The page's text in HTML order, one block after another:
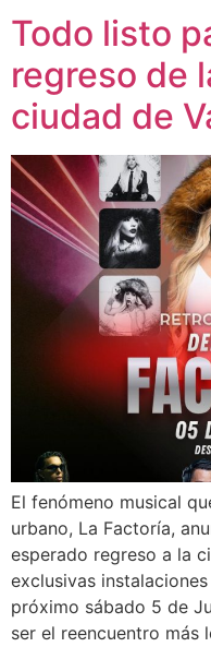
Todo listo
regreso de
ciudad de
El fenómeno musical
urbano, La Factoría,
esperado regreso a la
exclusivas
próximo sábado 5 de
ser el reencuentro más